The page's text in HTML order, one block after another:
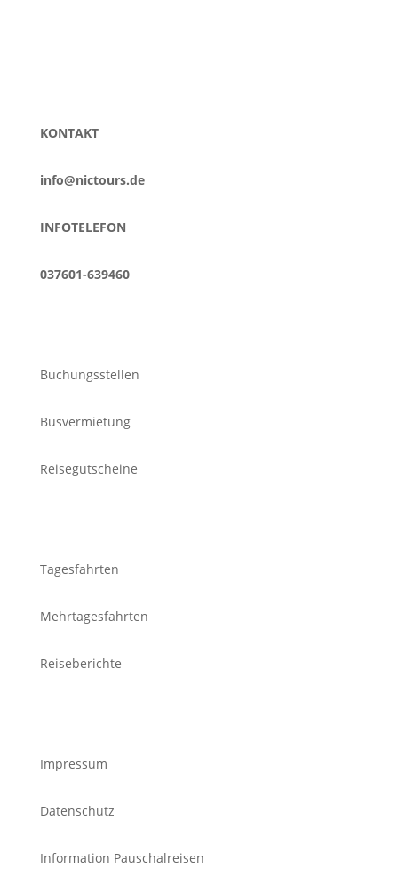
KONTAKT
info@nictours.de
INFOTELEFON
037601-639460
Buchungsstellen
Busvermietung
Reisegutscheine
Tagesfahrten
Mehrtagesfahrten
Reiseberichte
Impressum
Datenschutz
Information Pauschalreisen